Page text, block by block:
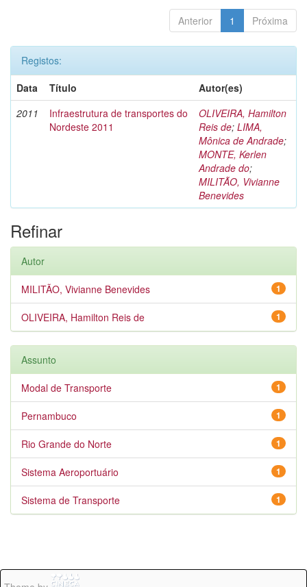
Anterior 1 Próxima
Registos:
Data
Título
Autor(es)
2011
Infraestrutura de transportes do
Nordeste 2011
OLIVEIRA, Hamilton
Reis de; LIMA,
Mônica de Andrade;
MONTE, Kerlen
Andrade do;
MILITÃO, Vivianne
Benevides
Refinar
Autor
1
MILITÃO, Vivianne Benevides
1
OLIVEIRA, Hamilton Reis de
Assunto
1
Modal de Transporte
1
Pernambuco
1
Rio Grande do Norte
1
Sistema Aeroportuário
1
Sistema de Transporte